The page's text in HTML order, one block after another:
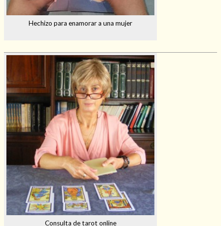
Hechizo para enamorar a una mujer
Consulta de tarot online